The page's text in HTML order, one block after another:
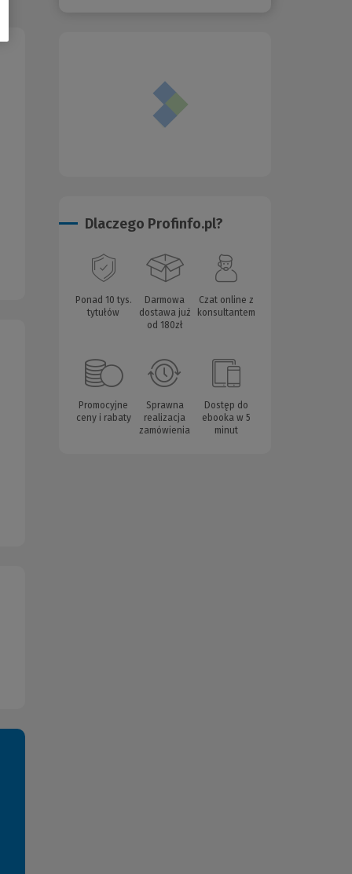
Dlaczego Profinfo.pl?
Ponad 10 tys.
tytułów
Darmowa
dostawa już
od 180zł
Czat online z
konsultantem
Promocyjne
ceny i rabaty
Sprawna
realizacja
zamówienia
Dostęp do
ebooka w 5
minut